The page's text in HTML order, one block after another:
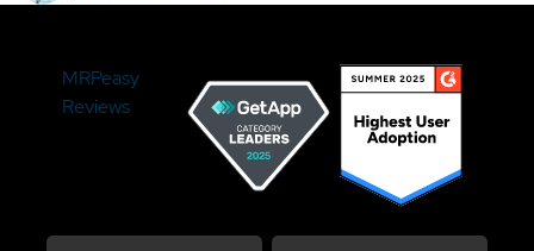
MRPeasy
Reviews